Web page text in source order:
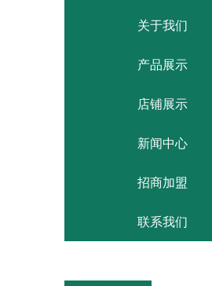
关于我们
产品展示
店铺展示
新闻中心
招商加盟
联系我们